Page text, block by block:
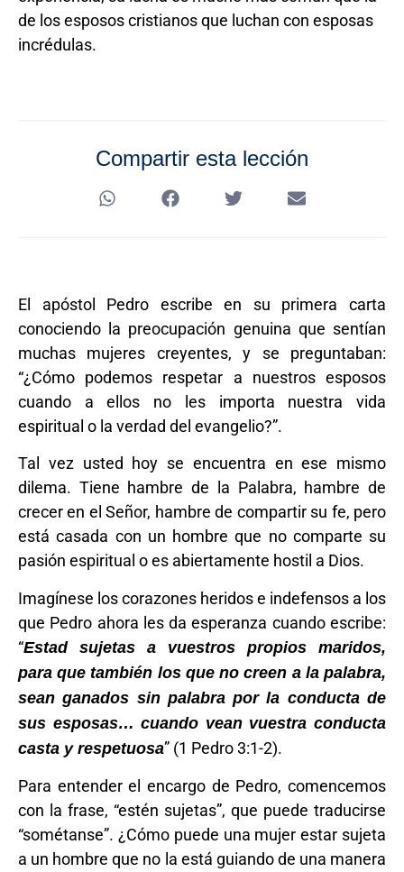
de los esposos cristianos que luchan con esposas
incrédulas.
Compartir esta lección
El apóstol Pedro escribe en su primera carta
conociendo la preocupación genuina que sentían
muchas mujeres creyentes, y se preguntaban:
“¿Cómo podemos respetar a nuestros esposos
cuando a ellos no les importa nuestra vida
espiritual o la verdad del evangelio?”.
Tal vez usted hoy se encuentra en ese mismo
dilema. Tiene hambre de la Palabra, hambre de
crecer en el Señor, hambre de compartir su fe, pero
está casada con un hombre que no comparte su
pasión espiritual o es abiertamente hostil a Dios.
Imagínese los corazones heridos e indefensos a los
que Pedro ahora les da esperanza cuando escribe:
“Estad sujetas a vuestros propios maridos,
para que también los que no creen a la palabra,
sean ganados sin palabra por la conducta de
sus esposas… cuando vean vuestra conducta
casta y respetuosa” (1 Pedro 3:1-2).
Para entender el encargo de Pedro, comencemos
con la frase, “estén sujetas”, que puede traducirse
“sométanse”. ¿Cómo puede una mujer estar sujeta
a un hombre que no la está guiando de una manera